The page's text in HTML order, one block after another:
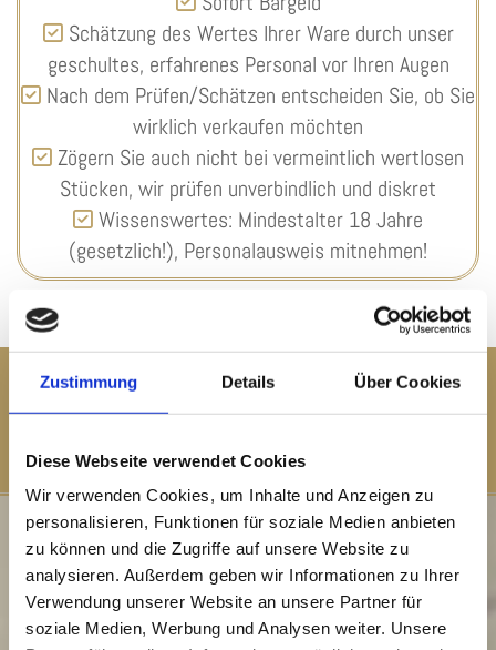
Zustimmung Details Über Cookies
Diese Webseite verwendet Cookies
Wir verwenden Cookies, um Inhalte und Anzeigen zu
personalisieren, Funktionen für soziale Medien anbieten
zu können und die Zugriffe auf unsere Website zu
analysieren. Außerdem geben wir Informationen zu Ihrer
Verwendung unserer Website an unsere Partner für
soziale Medien, Werbung und Analysen weiter. Unsere
Schätzung des Wertes Ihrer Ware durch unser
geschultes, erfahrenes Personal vor Ihren Augen
 Nach dem Prüfen/Schätzen entscheiden Sie, ob Sie
wirklich verkaufen möchten
 Zögern Sie auch nicht bei vermeintlich wertlosen
Stücken, wir prüfen unverbindlich und diskret
 Wissenswertes: Mindestalter 18 Jahre
(gesetzlich!), Personalausweis mitnehmen!
Ankauf von:
Münzen | Schmuck | Altgold | Zahngold | Goldbarren | Silber |
Platin | versilbertes Besteck